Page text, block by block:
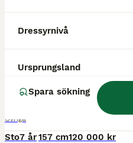
Dressyrnivå
Ursprungsland
Spara sökning
(41.4km)
Bästa vän/
Övriga
Sto7 år157 cm120 000 kr